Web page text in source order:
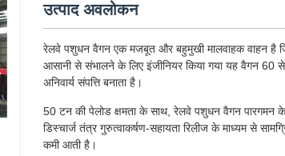
उत्पाद अवलोकन
रेलवे पशुधन वैगन एक मजबूत और बहुमुखी मालवाहक वाहन है
आसानी से संभालने के लिए इंजीनियर किया गया यह वैगन 60 से
अनिवार्य संपत्ति बनाता है।
50 टन की पेलोड क्षमता के साथ, रेलवे पशुधन वैगन पारगमन के
डिस्चार्ज तंत्र गुरुत्वाकर्षण-सहायता रिलीज के माध्यम से
कमी आती है।